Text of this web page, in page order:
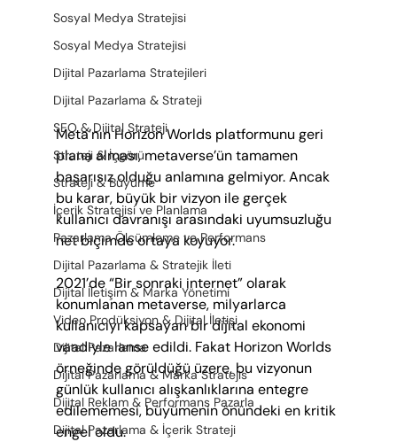
Sosyal Medya Stratejisi
Sosyal Medya Stratejisi
Dijital Pazarlama Stratejileri
Dijital Pazarlama & Strateji
SEO & Dijital Strateji
Strateji & İçgörü
Strateji & Büyüme
İçerik Stratejisi ve Planlama
Pazarlama Ölçümleme ve Performans
Dijital Pazarlama & Stratejik İleti
Dijital İletişim & Marka Yönetimi
Video Prodüksiyon & Dijital İletişi
Dijital Pazarlama
Dijital Pazarlama & Marka Stratejis
Dijital Reklam & Performans Pazarla
Dijital Pazarlama & İçerik Strateji
Meta’nın Horizon Worlds platformunu geri
plana alması, metaverse’ün tamamen
başarısız olduğu anlamına gelmiyor. Ancak
bu karar, büyük bir vizyon ile gerçek
kullanıcı davranışı arasındaki uyumsuzluğu
net biçimde ortaya koyuyor.
2021’de “Bir sonraki internet” olarak
konumlanan metaverse, milyarlarca
kullanıcıyı kapsayan bir dijital ekonomi
vaadiyle lanse edildi. Fakat Horizon Worlds
örneğinde görüldüğü üzere, bu vizyonun
günlük kullanıcı alışkanlıklarına entegre
edilememesi, büyümenin önündeki en kritik
engel oldu.